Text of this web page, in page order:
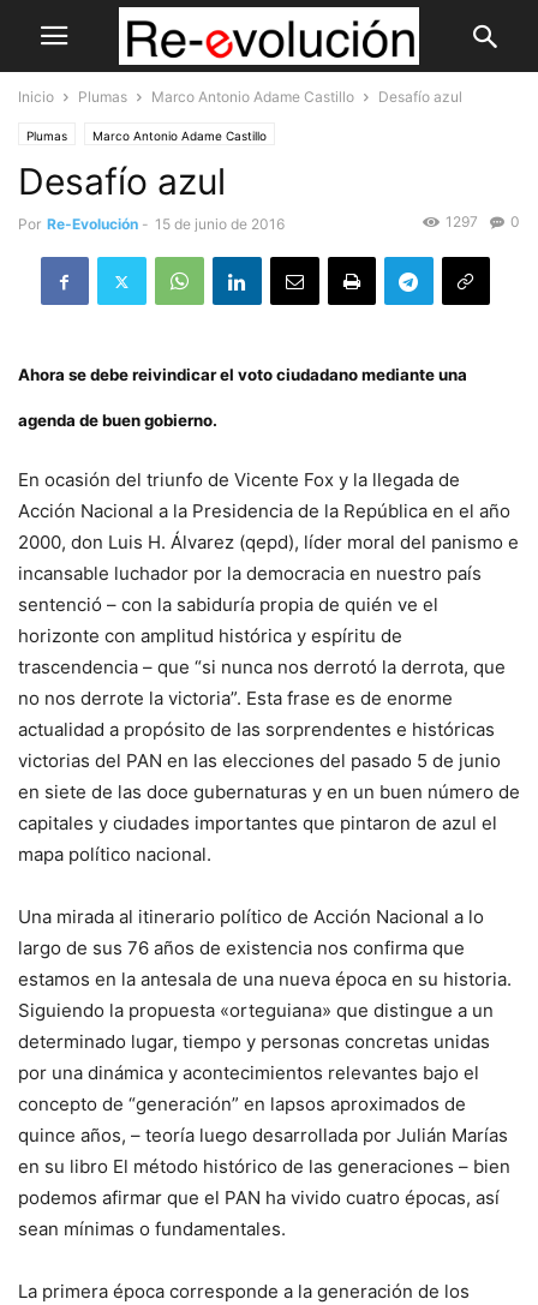
Inicio Plumas Marco Antonio Adame Castillo Desafío azul
Plumas Marco Antonio Adame Castillo
Desafío azul
Por Re-Evolución - 15 de junio de 2016 0
1297
Ahora se debe reivindicar el voto ciudadano mediante una
agenda de buen gobierno.
En ocasión del triunfo de Vicente Fox y la llegada de
Acción Nacional a la Presidencia de la República en el año
2000, don Luis H. Álvarez (qepd), líder moral del panismo e
incansable luchador por la democracia en nuestro país
sentenció – con la sabiduría propia de quién ve el
horizonte con amplitud histórica y espíritu de
trascendencia – que “si nunca nos derrotó la derrota, que
no nos derrote la victoria”. Esta frase es de enorme
actualidad a propósito de las sorprendentes e históricas
victorias del PAN en las elecciones del pasado 5 de junio
en siete de las doce gubernaturas y en un buen número de
capitales y ciudades importantes que pintaron de azul el
mapa político nacional.
Una mirada al itinerario político de Acción Nacional a lo
largo de sus 76 años de existencia nos confirma que
estamos en la antesala de una nueva época en su historia.
Siguiendo la propuesta «orteguiana» que distingue a un
determinado lugar, tiempo y personas concretas unidas
por una dinámica y acontecimientos relevantes bajo el
concepto de “generación” en lapsos aproximados de
quince años, – teoría luego desarrollada por Julián Marías
en su libro El método histórico de las generaciones – bien
podemos afirmar que el PAN ha vivido cuatro épocas, así
sean mínimas o fundamentales.
La primera época corresponde a la generación de los